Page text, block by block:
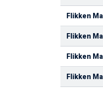
Flikken
Flikken
Flikken
Flikken